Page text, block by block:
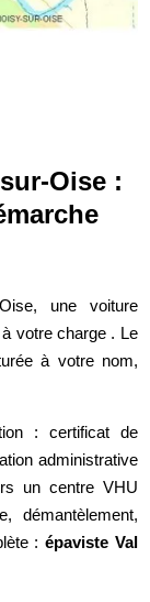
Oise :
une voiture
votre charge . Le
à votre nom,
: certificat de
administrative
un centre VHU
démantèlement,
:épaviste Val